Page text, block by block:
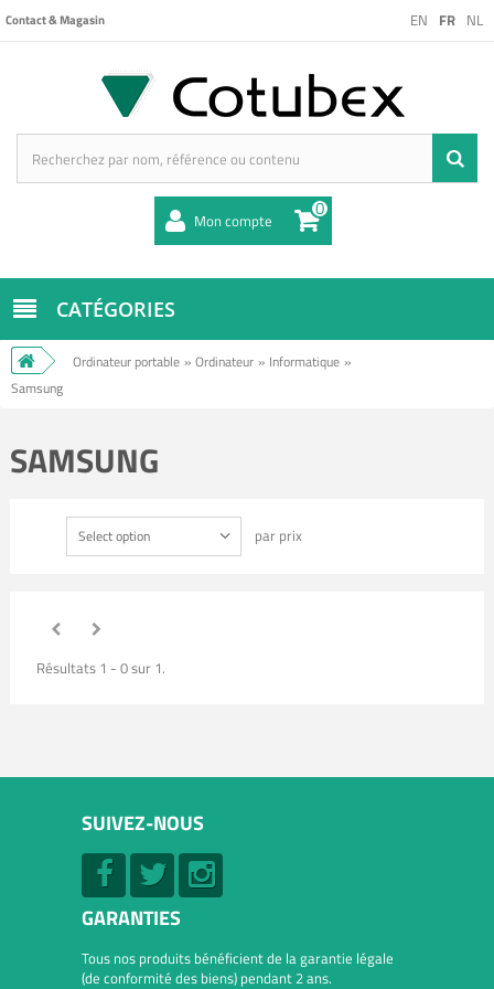
EN FR NL
Contact & Magasin
Mon compte 0
CATÉGORIES
Ordinateur portable » Ordinateur » Informatique »
Samsung
SAMSUNG
Select option par prix
Résultats 1 - 0 sur 1.
SUIVEZ-NOUS
GARANTIES
Tous nos produits bénéficient de la garantie légale
(de conformité des biens) pendant 2 ans.